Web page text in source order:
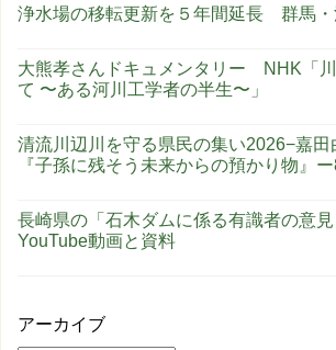
浄水場の移転更新を５年間延長 群馬・
大熊孝さんドキュメンタリー NHK「
て 〜ある河川工学者の半生〜」
清流川辺川を守る県民の集い2026−嘉田
『子孫に残そう未来からの預かり物』
長崎県の「石木ダムに係る有識者の意
YouTube動画と資料
アーカイブ